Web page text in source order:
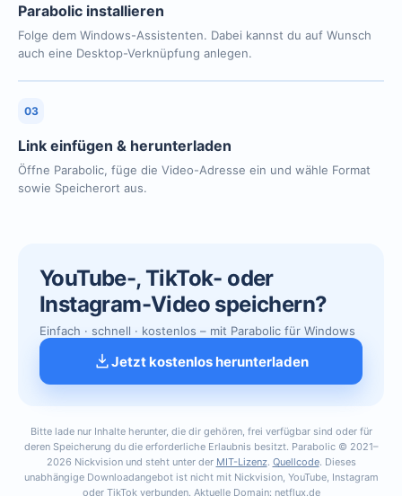
Parabolic installieren
Folge dem Windows-Assistenten. Dabei kannst du auf Wunsch
auch eine Desktop-Verknüpfung anlegen.
03
Link einfügen & herunterladen
Öffne Parabolic, füge die Video-Adresse ein und wähle Format
sowie Speicherort aus.
YouTube-, TikTok- oder
Instagram-Video speichern?
Einfach · schnell · kostenlos – mit Parabolic für Windows
Jetzt kostenlos herunterladen
Bitte lade nur Inhalte herunter, die dir gehören, frei verfügbar sind oder für
deren Speicherung du die erforderliche Erlaubnis besitzt. Parabolic © 2021–
2026 Nickvision und steht unter der MIT-Lizenz. Quellcode. Dieses
unabhängige Downloadangebot ist nicht mit Nickvision, YouTube, Instagram
oder TikTok verbunden. Aktuelle Domain: netflux.de